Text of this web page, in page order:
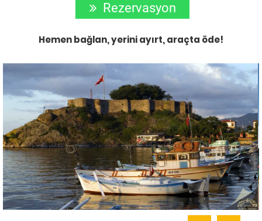
Rezervasyon
Hemen bağlan, yerini ayırt, araçta öde!